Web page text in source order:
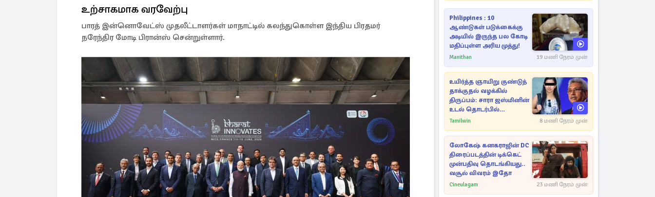
உற்சாகமாக வரவேற்பு
பாரத் இன்னொவேட்ஸ் முதலீட்டாளர்கள் மாநாட்டில் கலந்துகொள்ள இந்திய பிரதமர்
நரேந்திர மோடி பிரான்ஸ் சென்றுள்ளார்.
Philippines : 10
ஆண்டுகள் படுக்கைக்கு
அடியில் இருந்த பல கோடி
மதிப்புள்ள அரிய முத்து!
Manithan 19 மணி நேரம் முன்
உயிர்த்த ஞாயிறு குண்டுத்
தாக்குதல் வழக்கில்
திருப்பம்: சாரா ஜஸ்மினின்
உடல் தொடர்பில்
நீதிமன்றத்தில் வெளியான
Tamilwin 8 மணி நேரம் முன்
லோகேஷ் கனகராஜின் DC
திரைப்படத்தின் டிக்கெட்
முன்பதிவு தொடங்கியது..
வசூல் விவரம் இதோ
Cineulagam 23 மணி நேரம் முன்